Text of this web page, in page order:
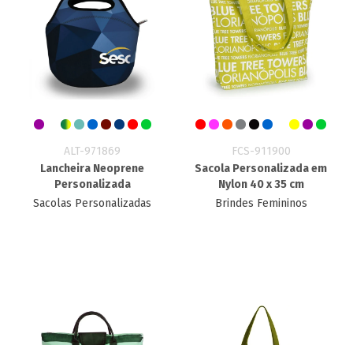
ALT-971869
Lancheira Neoprene
Personalizada
Sacolas Personalizadas
FCS-911900
Sacola Personalizada em
Nylon 40 x 35 cm
Brindes Femininos